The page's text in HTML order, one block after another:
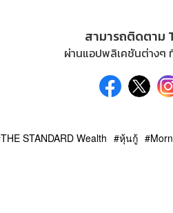
สามารถติดตาม
ผ่านแอปพลิเคชันต่างๆ
THE STANDARD Wealth หุ้นกู้